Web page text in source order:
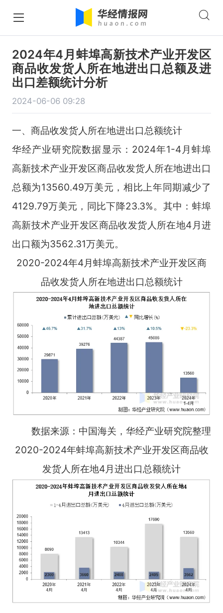
2024年4月蚌埠高新技术产业开发区
商品收发货人所在地进出口总额及进
出口差额统计分析
2024-06-06 09:28
一、商品收发货人所在地进出口总额统计
华经产业研究院数据显示：2024年1-4月蚌埠
高新技术产业开发区商品收发货人所在地进出口
总额为13560.49万美元，相比上年同期减少了
4129.79万美元，同比下降23.3%。其中：蚌埠
高新技术产业开发区商品收发货人所在地4月进
出口额为3562.31万美元。
2020-2024年4月蚌埠高新技术产业开发区商
品收发货人所在地进出口总额统计
数据来源：中国海关，华经产业研究院整理
2020-2024年蚌埠高新技术产业开发区商品收
发货人所在地4月进出口总额统计